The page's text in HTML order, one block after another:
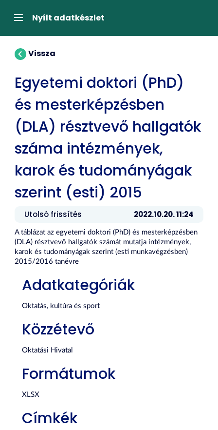
átugrásaNavigációNyílt adatkészlet
Vissza
Egyetemi doktori (PhD)
és mesterképzésben
(DLA) résztvevő hallgatók
száma intézmények,
karok és tudományágak
szerint (esti) 2015
Utolsó frissítés 2022.10.20. 11:24
A táblázat az egyetemi doktori (PhD) és mesterképzésben
(DLA) résztvevő hallgatók számát mutatja intézmények,
karok és tudományágak szerint (esti munkavégzésben)
2015/2016 tanévre
Adatkategóriák
Oktatás, kultúra és sport
Közzétevő
Oktatási Hivatal
Formátumok
XLSX
Címkék